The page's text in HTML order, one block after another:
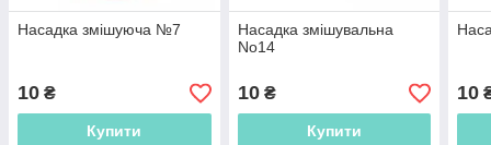
Насадка змішуюча №7
10 ₴
Купити
Насадка змішувальна
No14
10₴
Купити
10